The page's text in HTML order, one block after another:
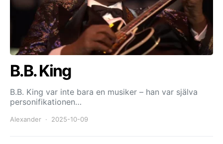
B.B. King
B.B. King var inte bara en musiker – han var själva
personifikationen…
Alexander 2025-10-09